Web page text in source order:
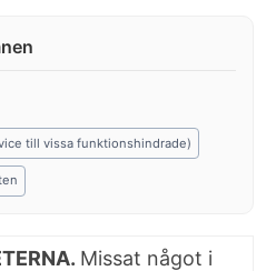
till vissa funktionshindrade)
Missat något i